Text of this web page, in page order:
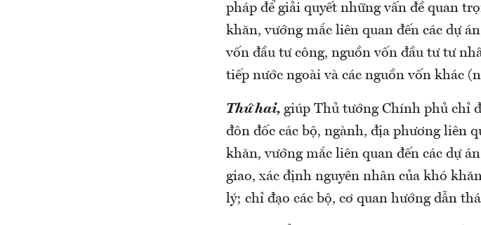
pháp để giải quyết những vấn đề quan
khăn, vướng mắc liên quan đến các dự
vốn đầu tư công, nguồn vốn đầu tư tư
tiếp nước ngoài và các nguồn vốn khác
Thứ hai, giúp Thủ tướng Chính phủ chỉ
đôn đốc các bộ, ngành, địa phương liên
khăn, vướng mắc liên quan đến các dự
giao, xác định nguyên nhân của khó
lý; chỉ đạo các bộ, cơ quan hướng dẫn